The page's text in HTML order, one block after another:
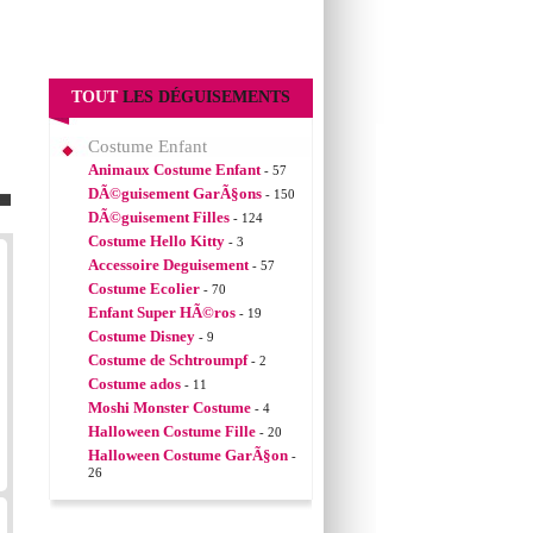
TOUT LES DÉGUISEMENTS
Costume Enfant
Animaux Costume Enfant - 57
DÃ©guisement GarÃ§ons - 150
DÃ©guisement Filles - 124
Costume Hello Kitty - 3
Accessoire Deguisement - 57
Costume Ecolier - 70
Enfant Super HÃ©ros - 19
Costume Disney - 9
Costume de Schtroumpf- 2
Costume ados - 11
Moshi Monster Costume - 4
Halloween Costume Fille - 20
Halloween Costume GarÃ§on -
26